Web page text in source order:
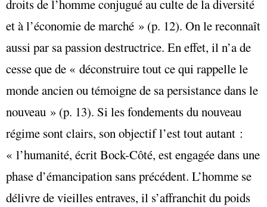
droits de l’homme conjugué au culte de la diversité
et à l’économie de marché » (p. 12). On le reconnaît
aussi par sa passion destructrice. En effet, il n’a de
cesse que de « déconstruire tout ce qui rappelle le
monde ancien ou témoigne de sa persistance dans le
nouveau » (p. 13). Si les fondements du nouveau
régime sont clairs, son objectif l’est tout autant :
« l’humanité, écrit Bock-Côté, est engagée dans une
phase d’émancipation sans précédent. L’homme se
délivre de vieilles entraves, il s’affranchit du poids